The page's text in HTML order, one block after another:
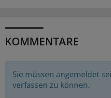
KOMMENTARE
Sie müssen angemeldet
verfassen zu können.